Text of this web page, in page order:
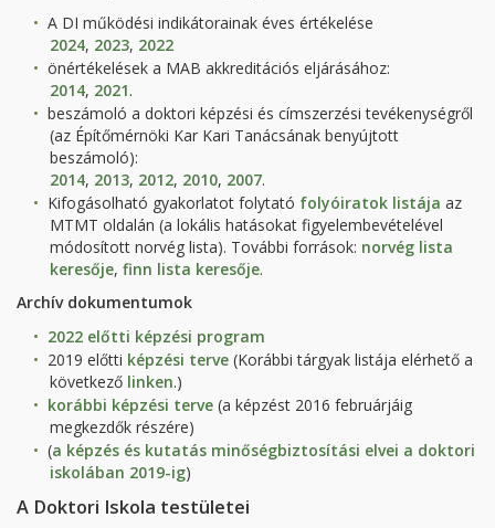
A DI működési indikátorainak éves értékelése
2024, 2023, 2022
önértékelések a MAB akkreditációs eljárásához:
2014, 2021.
beszámoló a doktori képzési és címszerzési tevékenységről
(az Építőmérnöki Kar Kari Tanácsának benyújtott
beszámoló):
2014, 2013, 2012, 2010, 2007.
Kifogásolható gyakorlatot folytató folyóiratok listája az
MTMT oldalán (a lokális hatásokat figyelembevételével
módosított norvég lista). További források: norvég lista
keresője, finn lista keresője.
Archív dokumentumok
2022 előtti képzési program
2019 előtti képzési terve (Korábbi tárgyak listája elérhető a
következő linken.)
korábbi képzési terve (a képzést 2016 februárjáig
megkezdők részére)
(a képzés és kutatás minőségbiztosítási elvei a doktori
iskolában 2019-ig)
A Doktori Iskola testületei